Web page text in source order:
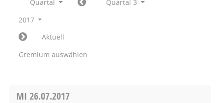
Quartal
Quartal 3
2017
Aktuell
Gremium auswählen
MI 26.07.2017